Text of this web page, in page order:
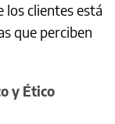
los clientes está
que perciben
y Ético